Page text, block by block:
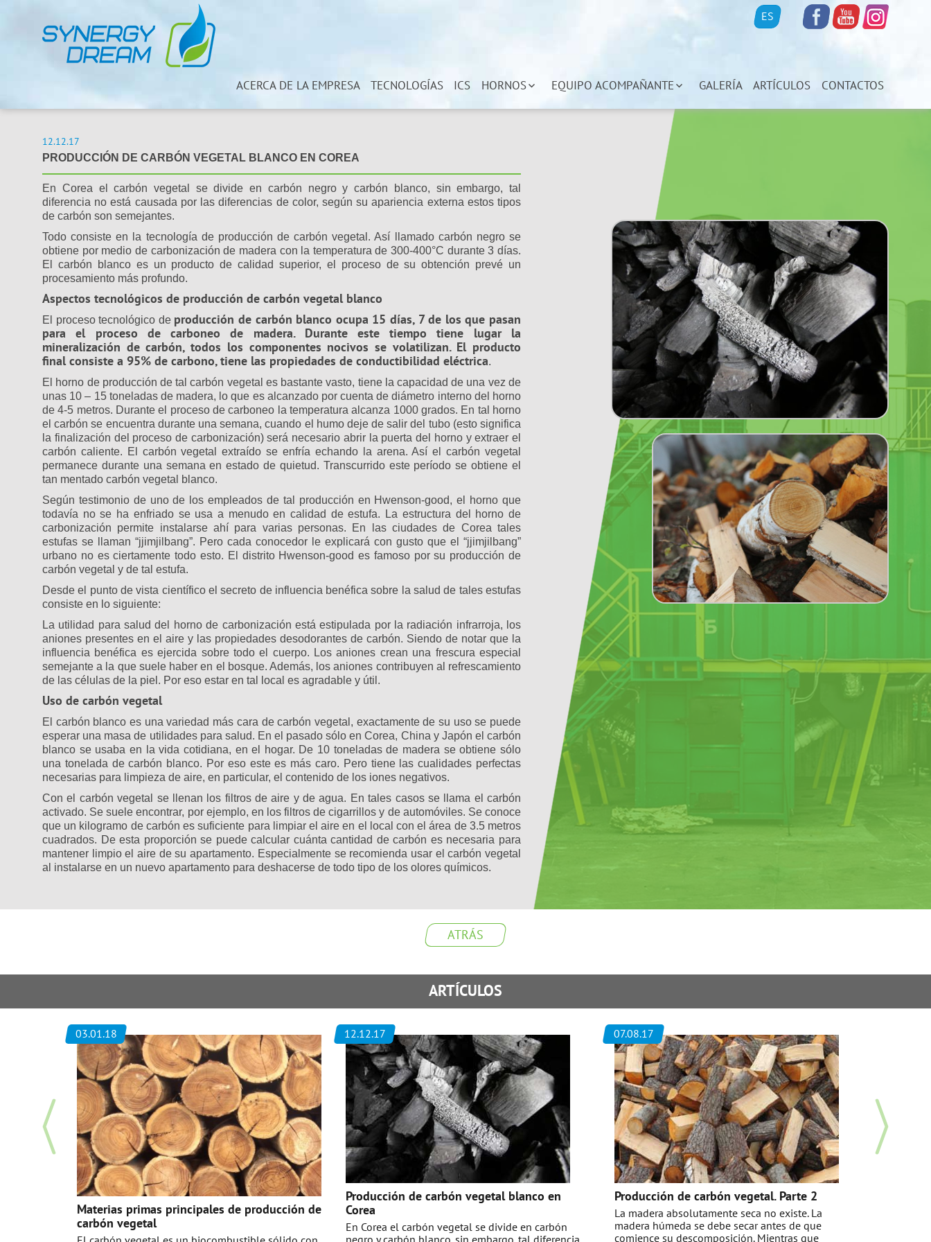
ES
ACERCA DE LA EMPRESA TECNOLOGÍAS ICS HORNOS EQUIPO ACOMPAÑANTE GALERÍA ARTÍCULOS CONTACTOS
12.12.17
PRODUCCIÓN DE CARBÓN VEGETAL BLANCO EN COREA
En Corea el carbón vegetal se divide en carbón negro y carbón blanco, sin embargo, tal
diferencia no está causada por las diferencias de color, según su apariencia externa estos tipos
de carbón son semejantes.
Todo consiste en la tecnología de producción de carbón vegetal. Así llamado carbón negro se
obtiene por medio de carbonización de madera con la temperatura de 300-400°C durante 3 días.
El carbón blanco es un producto de calidad superior, el proceso de su obtención prevé un
procesamiento más profundo.
Aspectos tecnológicos de producción de carbón vegetal blanco
El proceso tecnológico de producción de carbón blanco ocupa 15 días, 7 de los que pasan
para el proceso de carboneo de madera. Durante este tiempo tiene lugar la
mineralización de carbón, todos los componentes nocivos se volatilizan. El producto
final consiste a 95% de carbono, tiene las propiedades de conductibilidad eléctrica.
El horno de producción de tal carbón vegetal es bastante vasto, tiene la capacidad de una vez de
unas 10 – 15 toneladas de madera, lo que es alcanzado por cuenta de diámetro interno del horno
de 4-5 metros. Durante el proceso de carboneo la temperatura alcanza 1000 grados. En tal horno
el carbón se encuentra durante una semana, cuando el humo deje de salir del tubo (esto significa
la finalización del proceso de carbonización) será necesario abrir la puerta del horno y extraer el
carbón caliente. El carbón vegetal extraído se enfría echando la arena. Así el carbón vegetal
permanece durante una semana en estado de quietud. Transcurrido este período se obtiene el
tan mentado carbón vegetal blanco.
Según testimonio de uno de los empleados de tal producción en Hwenson-good, el horno que
todavía no se ha enfriado se usa a menudo en calidad de estufa. La estructura del horno de
carbonización permite instalarse ahí para varias personas. En las ciudades de Corea tales
estufas se llaman “jjimjilbang”. Pero cada conocedor le explicará con gusto que el “jjimjilbang”
urbano no es ciertamente todo esto. El distrito Hwenson-good es famoso por su producción de
carbón vegetal y de tal estufa.
Desde el punto de vista científico el secreto de influencia benéfica sobre la salud de tales estufas
consiste en lo siguiente:
La utilidad para salud del horno de carbonización está estipulada por la radiación infrarroja, los
aniones presentes en el aire y las propiedades desodorantes de carbón. Siendo de notar que la
influencia benéfica es ejercida sobre todo el cuerpo. Los aniones crean una frescura especial
semejante a la que suele haber en el bosque. Además, los aniones contribuyen al refrescamiento
de las células de la piel. Por eso estar en tal local es agradable y útil.
Uso de carbón vegetal
El carbón blanco es una variedad más cara de carbón vegetal, exactamente de su uso se puede
esperar una masa de utilidades para salud. En el pasado sólo en Corea, China y Japón el carbón
blanco se usaba en la vida cotidiana, en el hogar. De 10 toneladas de madera se obtiene sólo
una tonelada de carbón blanco. Por eso este es más caro. Pero tiene las cualidades perfectas
necesarias para limpieza de aire, en particular, el contenido de los iones negativos.
Con el carbón vegetal se llenan los filtros de aire y de agua. En tales casos se llama el carbón
activado. Se suele encontrar, por ejemplo, en los filtros de cigarrillos y de automóviles. Se conoce
que un kilogramo de carbón es suficiente para limpiar el aire en el local con el área de 3.5 metros
cuadrados. De esta proporción se puede calcular cuánta cantidad de carbón es necesaria para
mantener limpio el aire de su apartamento. Especialmente se recomienda usar el carbón vegetal
al instalarse en un nuevo apartamento para deshacerse de todo tipo de los olores químicos.
ATRÁS
ARTÍCULOS
03.01.18
Materias primas principales de producción de
carbón vegetal
12.12.17
Producción de carbón vegetal blanco en
Corea
En Corea el carbón vegetal se divide en carbón
07.08.17
Producción de carbón vegetal. Parte 2
La madera absolutamente seca no existe. La
madera húmeda se debe secar antes de que
comience su descomposición. Mientras que